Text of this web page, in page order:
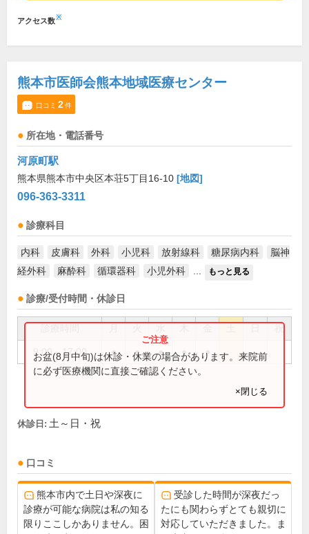
アクセス数※
熊本市医師会熊本地域医療センター
口コミ 2件
所在地・電話番号
河原町駅
熊本県熊本市中央区本荘5丁目16-10 [地図]
096-363-3311
診療科目
内科 皮膚科 外科 小児科 放射線科 糖尿病内科
脳神
経外科
麻酔科 循環器科 小児外科 もっと見る
診療/受付時間・休診日
祝
9:00～17:00 ● ● ● ● ●
お盆(8月中旬)は休診・休業の場合があります。来院前
に必ず医療機関に直接ご確認ください。
×閉じる
休診日: 土～日・祝
口コミ
熊本市内で土日や深夜に
診療が可能な病院は私の知る
限りここしかありません。困
受診した時間が深夜だっ
たにも関わらずとても親切に
対応していただきました。ま